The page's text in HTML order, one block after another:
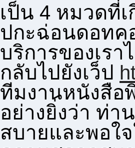
เป็น 4 หมวดที่เ
ปกะฉ่อนดอทค
บริการของเรา
กลับไปยังเว็ป
ทีมงานหนังสือ
อย่างยิ่งว่า ท่า
สบายและพอใ